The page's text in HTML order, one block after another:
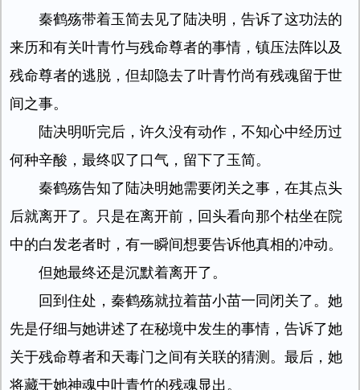
秦鹤殇带着玉简去见了陆决明，告诉了这功法的
来历和有关叶青竹与残命尊者的事情，镇压法阵以及
残命尊者的逃脱，但却隐去了叶青竹尚有残魂留于世
间之事。
陆决明听完后，许久没有动作，不知心中经历过
何种辛酸，最终叹了口气，留下了玉简。
秦鹤殇告知了陆决明她需要闭关之事，在其点头
后就离开了。只是在离开前，回头看向那个枯坐在院
中的白发老者时，有一瞬间想要告诉他真相的冲动。
但她最终还是沉默着离开了。
回到住处，秦鹤殇就拉着苗小苗一同闭关了。她
先是仔细与她讲述了在秘境中发生的事情，告诉了她
关于残命尊者和天毒门之间有关联的猜测。最后，她
将藏于她神魂中叶青竹的残魂显出。